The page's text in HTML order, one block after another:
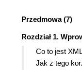
Przedmowa (7)
Rozdział 1.
Co to jest
Jak z tego